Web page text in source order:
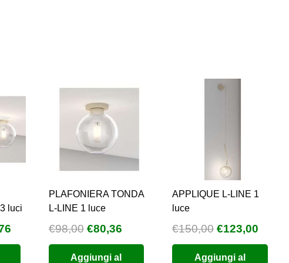
luci
Il
prezzo
PLAFONIERA TONDA
L-LINE 1 luce
€98,00 Il
prezzo
originale
€80,36Il
prezzo
attuale
Aggiungi al
APPLIQUE L-LINE 1
luce
€150,00 Il
prezzo
originale
€123,00
prezzo
Aggiungi al